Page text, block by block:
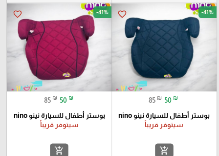
favorite_border -41%
85 ₪ 50 ₪
بوستر أطفال للسيارة نينو nino
سيتوفر قريباً
add_shopping_cart
favorite_border -41%
85 ₪ 50 ₪
بوستر أطفال للسيارة نينو nino
سيتوفر قريباً
add_shopping_cart